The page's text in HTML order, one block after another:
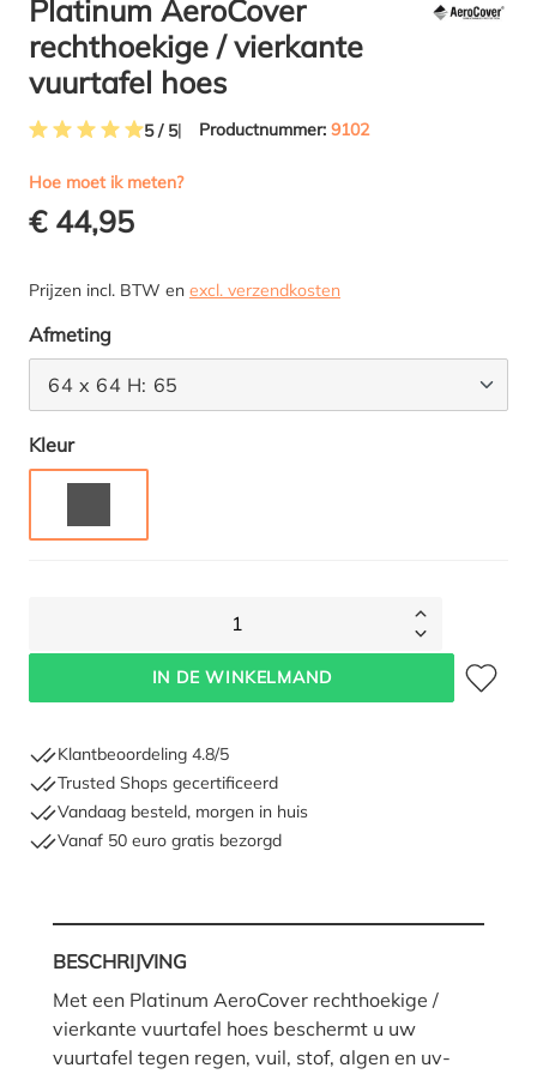
Platinum AeroCover
rechthoekige / vierkante
vuurtafel hoes
5 / 5 Productnummer: 9102
Hoe moet ik meten?
€ 44,95
Prijzen incl. BTW en excl. verzendkosten
Selecteer
Afmeting
64 x 64 H: 65
Selecteer
Kleur
1
IN DE WINKELMAND
Klantbeoordeling 4.8/5
Trusted Shops gecertificeerd
Vandaag besteld, morgen in huis
Vanaf 50 euro gratis bezorgd
BESCHRIJVING
Met een Platinum AeroCover rechthoekige /
vierkante vuurtafel hoes beschermt u uw
vuurtafel tegen regen, vuil, stof, algen en uv-